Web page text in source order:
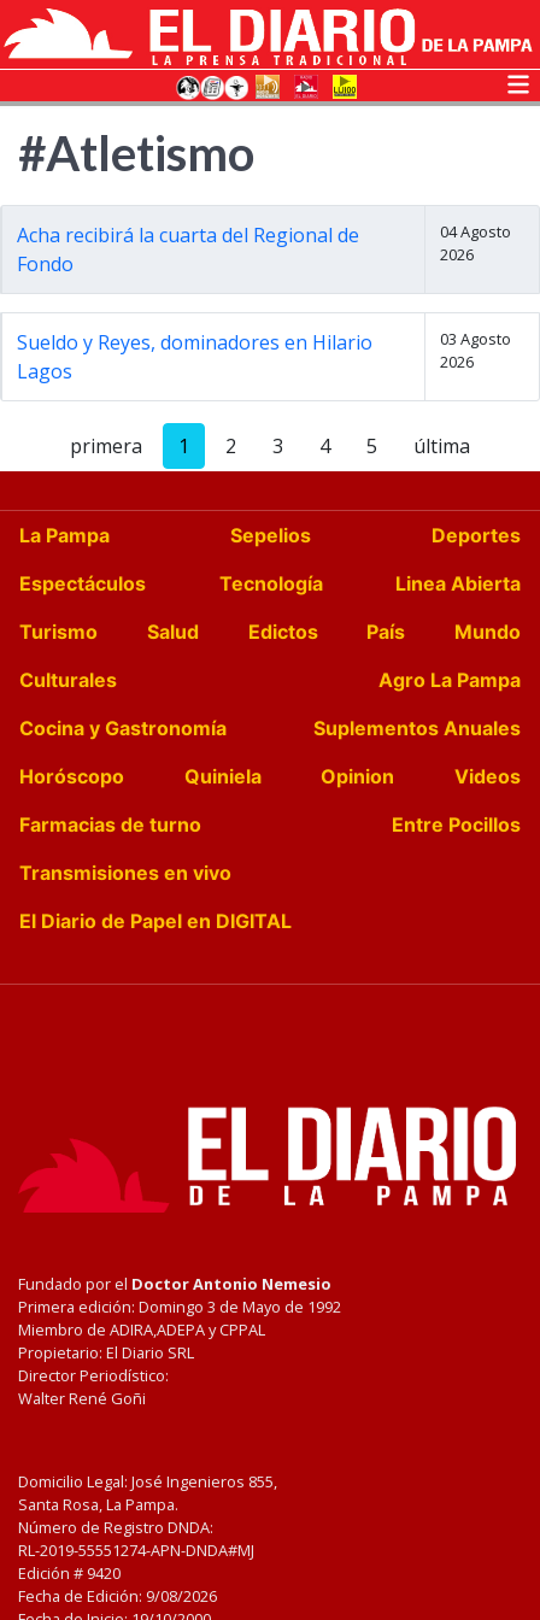
#Atletismo
Acha recibirá la cuarta del Regional de
Fondo
04 Agosto
2026
Sueldo y Reyes, dominadores en Hilario
Lagos
03 Agosto
2026
primera 1 2 3 4 5 última
La Pampa Sepelios
Deportes
Espectáculos
Tecnología
Linea Abierta
Turismo
Salud Edictos País
Mundo
Culturales
Agro La Pampa
Cocina y Gastronomía
Suplementos Anuales
Horóscopo
Quiniela Opinion
Videos
Farmacias de turno
Entre Pocillos
Transmisiones en vivo
El Diario de Papel en DIGITAL
Fundado por el Doctor Antonio Nemesio
Primera edición: Domingo 3 de Mayo de 1992
Miembro de ADIRA,ADEPA y CPPAL
Propietario: El Diario SRL
Director Periodístico:
Walter René Goñi
Domicilio Legal: José Ingenieros 855,
Santa Rosa, La Pampa.
Número de Registro DNDA:
RL-2019-55551274-APN-DNDA#MJ
Edición # 9420
Fecha de Edición: 9/08/2026